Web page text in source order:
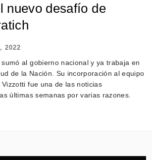
nuevo desafío de
2022
al gobierno nacional y ya trabaja en
de la Nación. Su incorporación al equipo
fue una de las noticias
últimas semanas por varias razones.